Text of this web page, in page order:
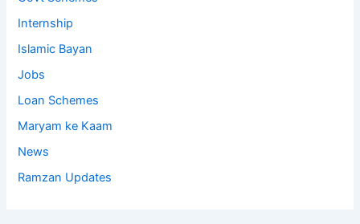
Internship
Islamic Bayan
Jobs
Loan Schemes
Maryam ke Kaam
News
Ramzan Updates